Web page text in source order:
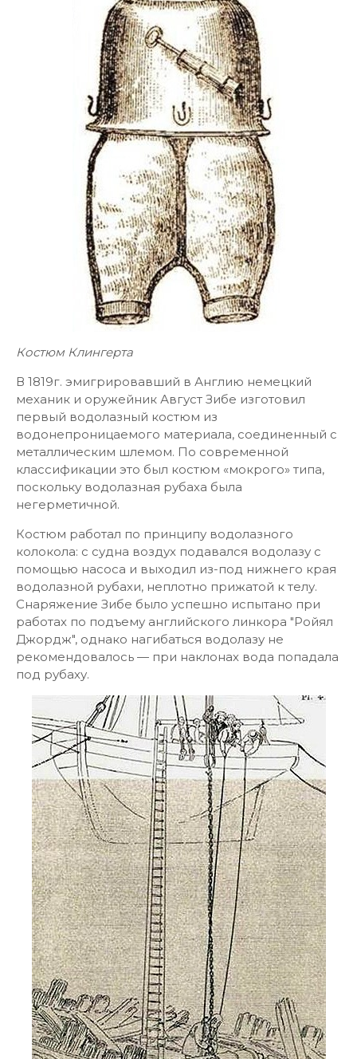
Костюм Клингерта
В 1819г. эмигрировавший в Англию немецкий
механик и оружейник Август Зибе изготовил
первый водолазный костюм из
водонепроницаемого материала, соединенный с
металлическим шлемом. По современной
классификации это был костюм «мокрого» типа,
поскольку водолазная рубаха была
негерметичной.
Костюм работал по принципу водолазного
колокола: с судна воздух подавался водолазу с
помощью насоса и выходил из-под нижнего края
водолазной рубахи, неплотно прижатой к телу.
Снаряжение Зибе было успешно испытано при
работах по подъему английского линкора "Ройял
Джордж", однако нагибаться водолазу не
рекомендовалось — при наклонах вода попадала
под рубаху.